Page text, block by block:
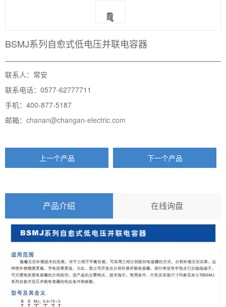
BSMJ系列自愈式低电压并联电容器
联系人：常安
联系电话：0577-62777711
手机：400-877-5187
邮箱： chanan@changan-electric.com
上一个产品 下一个产品
产品介绍 在线询盘